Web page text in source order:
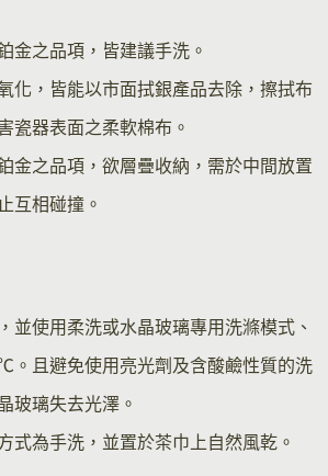
金之品項，皆建議手洗。
化，皆能以市面拭銀產品去除，擦拭布
瓷器表面之柔軟棉布。
金之品項，欲層疊收納，需於中間放置
互相碰撞。
並使用柔洗或水晶玻璃專用洗滌模式、
。且避免使用亮光劑及含酸鹼性質的洗
玻璃失去光澤。
式為手洗，並置於茶巾上自然風乾。